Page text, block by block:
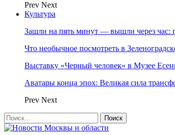
Prev Next
Культура
Зашли на пять минут — вышли через
Что необычное посмотреть в
Выставку «Черный человек» в Музее
Аватары конца эпох: Великая сила
Prev Next